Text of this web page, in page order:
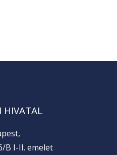
HIVATAL
B I-II. emelet